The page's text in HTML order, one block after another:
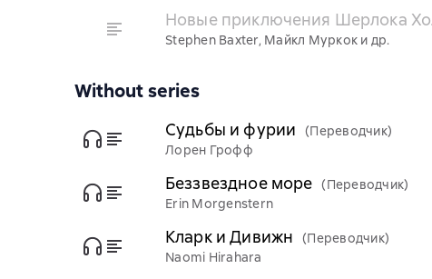
Новые приключения Шерлока
Stephen Baxter, Майкл Муркок и др.
Without series
Судьбы и фурии
(Переводчик)
Лорен Грофф
Беззвездное море (Переводчик)
Erin Morgenstern
Кларк и Дивижн
(Переводчик)
Naomi Hirahara